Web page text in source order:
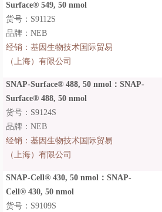
Surface® 549, 50 nmol
货号：S9112S
品牌：NEB
经销： 基因生物技术国际贸易
（上海）有限公司
SNAP-Surface® 488, 50 nmol：SNAP-
Surface® 488, 50 nmol
货号：S9124S
品牌：NEB
经销： 基因生物技术国际贸易
（上海）有限公司
SNAP-Cell® 430, 50 nmol：SNAP-
Cell® 430, 50 nmol
货号：S9109S